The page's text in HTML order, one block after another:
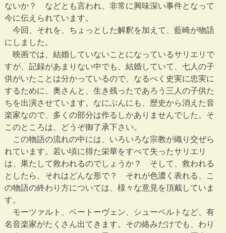
ないか？ などとも言われ、非常に興味深い事件となって
今に伝えられています。
今回、それを、ちょっとした解釈を加えて、藍崎が物語
にしました。
映画では、結婚していないことになっているサリエリで
すが、記録があまりない中でも、結婚していて、七人の子
供がいたことは分かっているので、なるべく史実に忠実に
するために、奥さんと、生き残ったであろう三人の子供た
ちを出演させています。なにぶんにも、歴史から消えた音
楽家なので、多くの部分は作るしかありませんでした。そ
このところは、どうぞ御了承下さい。
この物語の流れの中には、いろいろな宗教が織り交ぜら
れています。若い頃に得た栄華をすべて失ったサリエリ
は、果たして救われるのでしょうか？ そして、救われる
としたら、それはどんな形で？ それが色濃く表れる、こ
の物語の終わり方については、様々な意見を頂戴していま
す。
モーツァルト、ベートーヴェン、シューベルトなど、有
名音楽家がたくさん出てきます。その絡みだけでも、わり